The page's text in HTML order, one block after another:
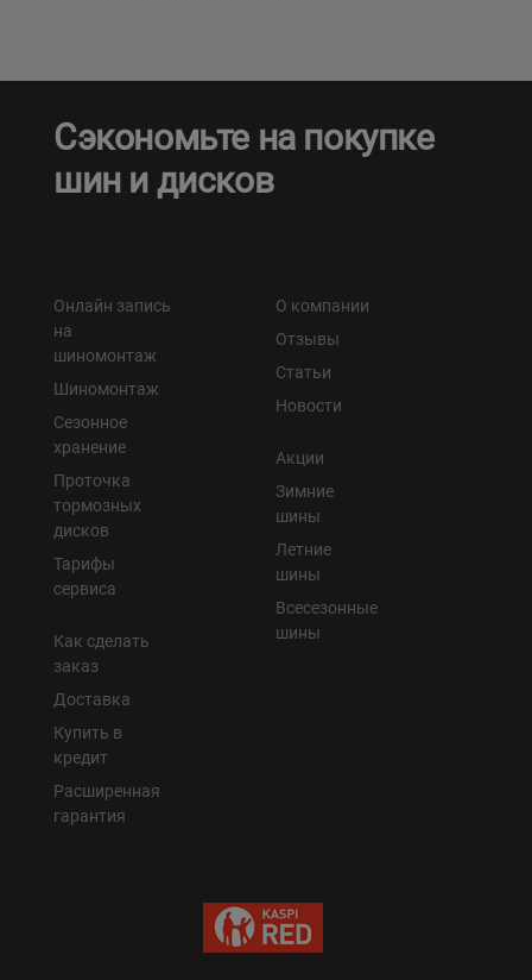
Сэкономьте на покупке
шин и дисков
Онлайн запись
на
шиномонтаж
Шиномонтаж
Сезонное
хранение
Проточка
тормозных
дисков
Тарифы
сервиса
Как сделать
заказ
Доставка
Купить в
кредит
Расширенная
гарантия
О компании
Отзывы
Статьи
Новости
Акции
Зимние
шины
Летние
шины
Всесезонные
шины